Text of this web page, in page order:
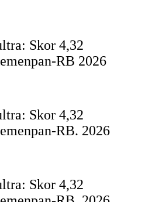
Skor 4,32
RB 2026
Skor 4,32
RB. 2026
Skor 4,32